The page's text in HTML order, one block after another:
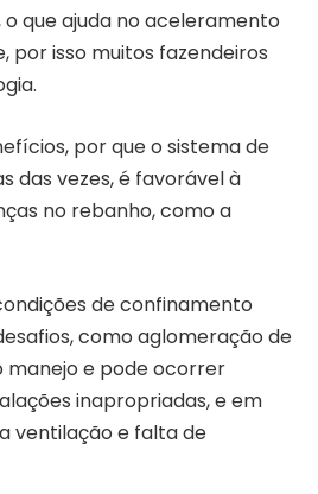
que ajuda no aceleramento
por isso muitos fazendeiros
por que o sistema de
das vezes, é favorável à
no rebanho, como a
de confinamento
como aglomeração de
manejo e pode ocorrer
inapropriadas, e em
ventilação e falta de